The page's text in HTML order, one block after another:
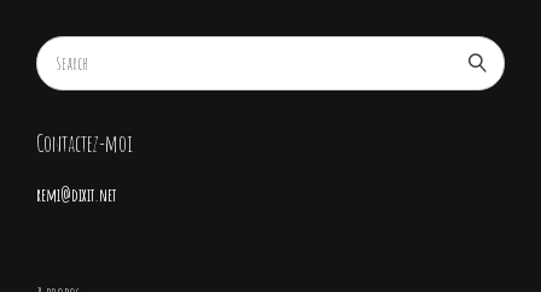
Contactez-moi
remi@dixit.net